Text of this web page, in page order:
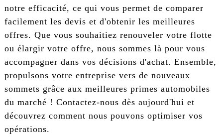
notre efficacité, ce qui vous permet de comparer
facilement les devis et d'obtenir les meilleures
offres. Que vous souhaitiez renouveler votre flotte
ou élargir votre offre, nous sommes là pour vous
accompagner dans vos décisions d'achat. Ensemble,
propulsons votre entreprise vers de nouveaux
sommets grâce aux meilleures primes automobiles
du marché ! Contactez-nous dès aujourd'hui et
découvrez comment nous pouvons optimiser vos
opérations.